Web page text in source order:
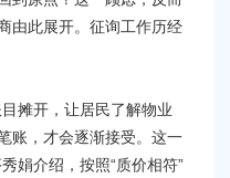
由此展开。征询工作历经
摊开，让居民了解物业
账，才会逐渐接受。这一
娟介绍，按照“质价相符”